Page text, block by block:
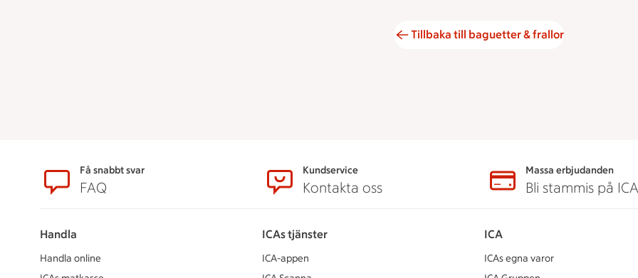
Tillbaka till baguetter & frallor
SidfotFå snabbt svar
FAQ
Kundservice
Kontakta oss
Massa erbjudanden
Bli stammis på ICA
Handla
Handla online
ICAs tjänster
ICA-appen
ICA
ICAs egna varor